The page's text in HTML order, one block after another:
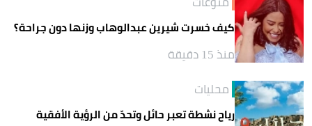
كيف خسرت شيرين عبدالوهاب وزنها دون جراحة؟
منذ 15 دقيقة
محليات
رياح نشطة تعبر حائل وتحدّ من الرؤية الأفقية